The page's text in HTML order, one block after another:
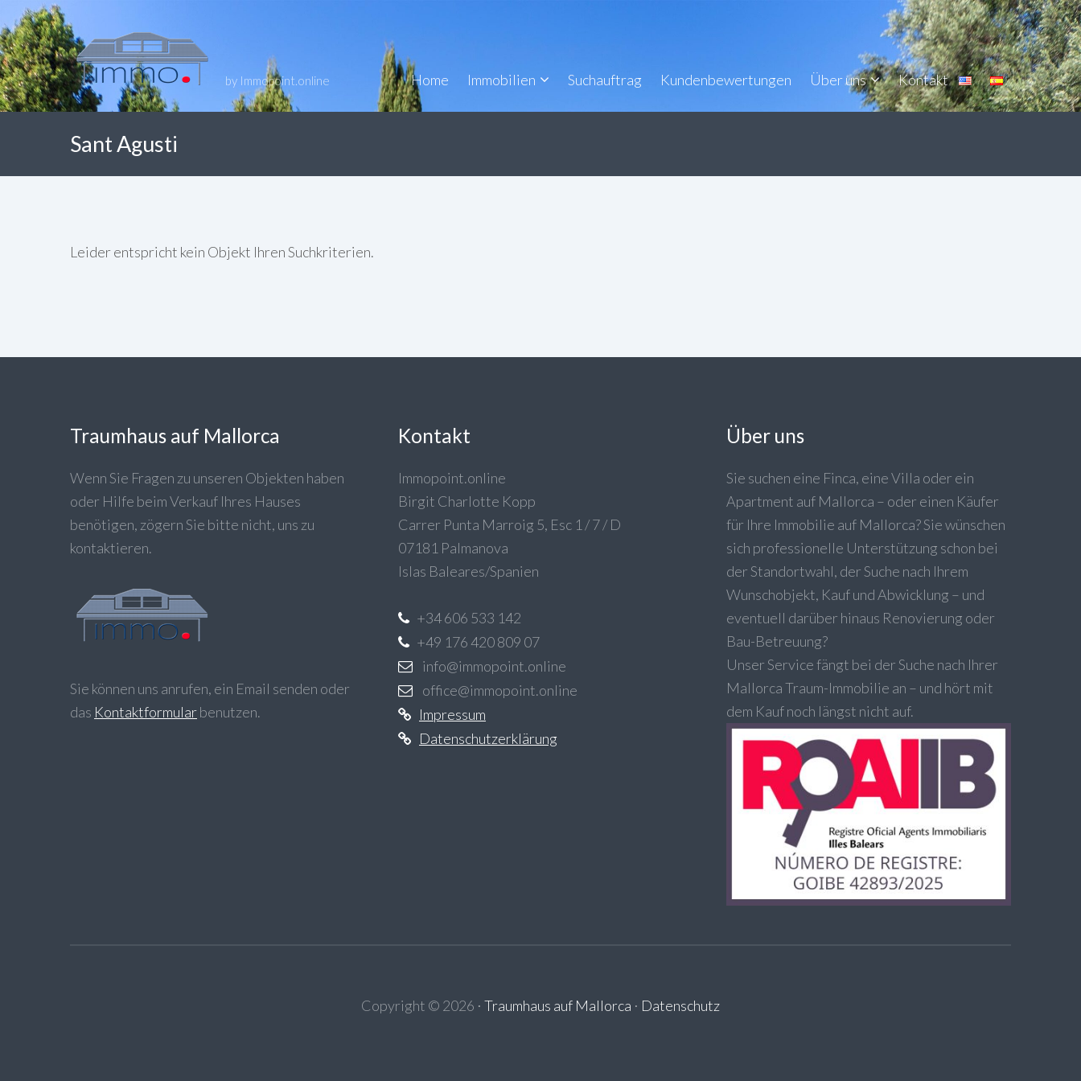
by Immopoint.online Home Immobilien Suchauftrag Kundenbewertungen Über uns Kontakt
Sant Agusti
Leider entspricht kein Objekt Ihren Suchkriterien.
Traumhaus auf Mallorca
Wenn Sie Fragen zu unseren Objekten haben
oder Hilfe beim Verkauf Ihres Hauses
benötigen, zögern Sie bitte nicht, uns zu
kontaktieren.
Sie können uns anrufen, ein Email senden oder
das Kontaktformularbenutzen.
Kontakt
Immopoint.online
Birgit Charlotte Kopp
Carrer Punta Marroig 5, Esc 1 / 7 / D
07181 Palmanova
Islas Baleares/Spanien
+34 606 533 142
+49 176 420 809 07
info@immopoint.online
office@immopoint.online
Impressum
Datenschutzerklärung
Über uns
Sie suchen eine Finca, eine Villa oder ein
Apartment auf Mallorca – oder einen Käufer
für Ihre Immobilie auf Mallorca? Sie wünschen
sich professionelle Unterstützung schon bei
der Standortwahl, der Suche nach Ihrem
Wunschobjekt, Kauf und Abwicklung – und
eventuell darüber hinaus Renovierung oder
Bau-Betreuung?
Unser Service fängt bei der Suche nach Ihrer
Mallorca Traum-Immobilie an – und hört mit
dem Kauf noch längst nicht auf.
Copyright © 2026 ⋅ Traumhaus auf Mallorca ⋅ Datenschutz